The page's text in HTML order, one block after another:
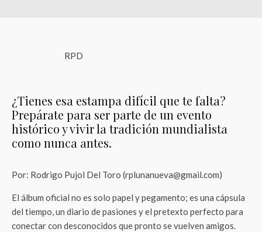
RPD
¿Tienes esa estampa difícil que te falta?
Prepárate para ser parte de un evento
histórico y vivir la tradición mundialista
como nunca antes.
Por: Rodrigo Pujol Del Toro (rplunanueva@gmail.com)
El álbum oficial no es solo papel y pegamento; es una cápsula
del tiempo, un diario de pasiones y el pretexto perfecto para
conectar con desconocidos que pronto se vuelven amigos.